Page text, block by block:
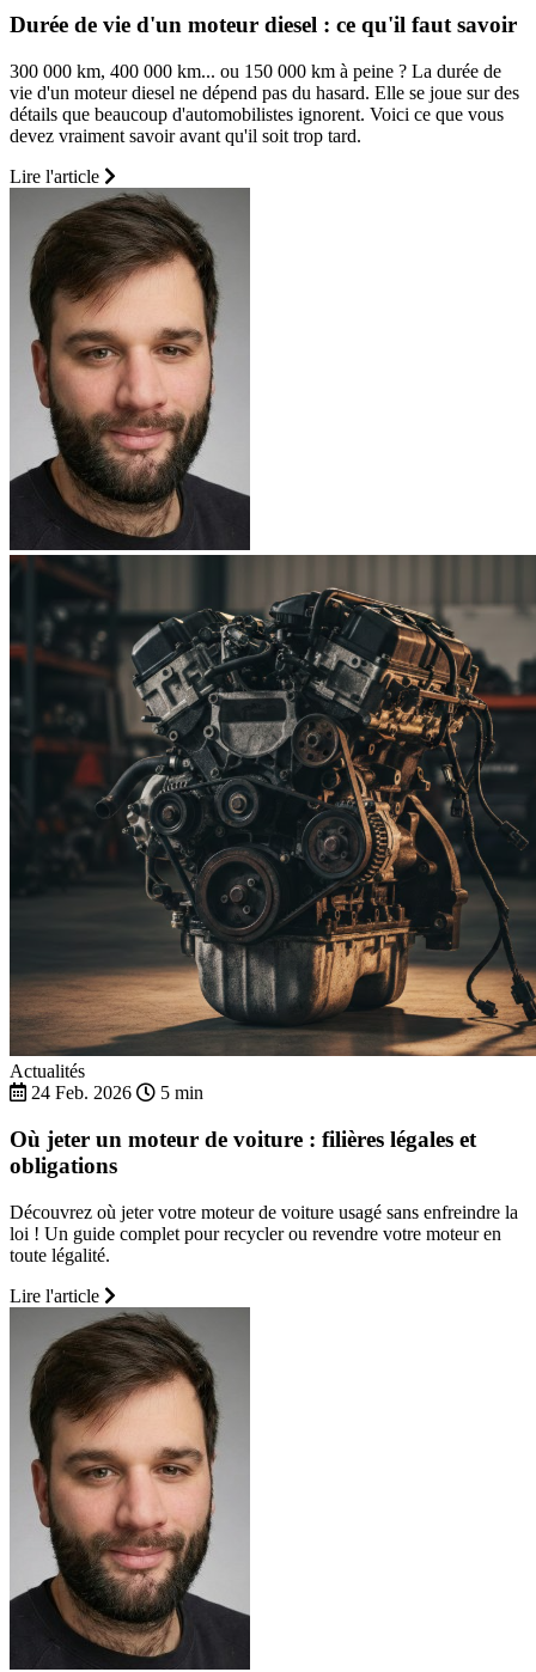
Durée de vie d'un moteur diesel : ce qu'il faut savoir
300 000 km, 400 000 km... ou 150 000 km à peine ? La durée de
vie d'un moteur diesel ne dépend pas du hasard. Elle se joue sur des
détails que beaucoup d'automobilistes ignorent. Voici ce que vous
devez vraiment savoir avant qu'il soit trop tard.
Lire l'article
Actualités
24 Feb. 2026
5 min
Où jeter un moteur de voiture : filières légales et
obligations
Découvrez où jeter votre moteur de voiture usagé sans enfreindre la
loi ! Un guide complet pour recycler ou revendre votre moteur en
toute légalité.
Lire l'article